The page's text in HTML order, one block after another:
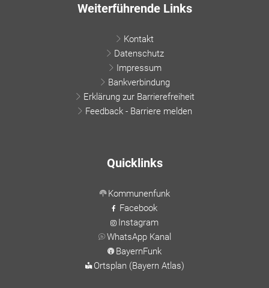
Weiterführende Links
Kontakt
Datenschutz
Impressum
Bankverbindung
Erklärung zur Barrierefreiheit
Feedback - Barriere melden
Quicklinks
Kommunenfunk
Facebook
Instagram
WhatsApp Kanal
BayernFunk
Ortsplan (Bayern Atlas)